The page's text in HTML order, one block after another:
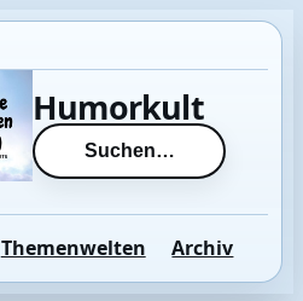
Humorkult
Suchen…
Themenwelten Archiv